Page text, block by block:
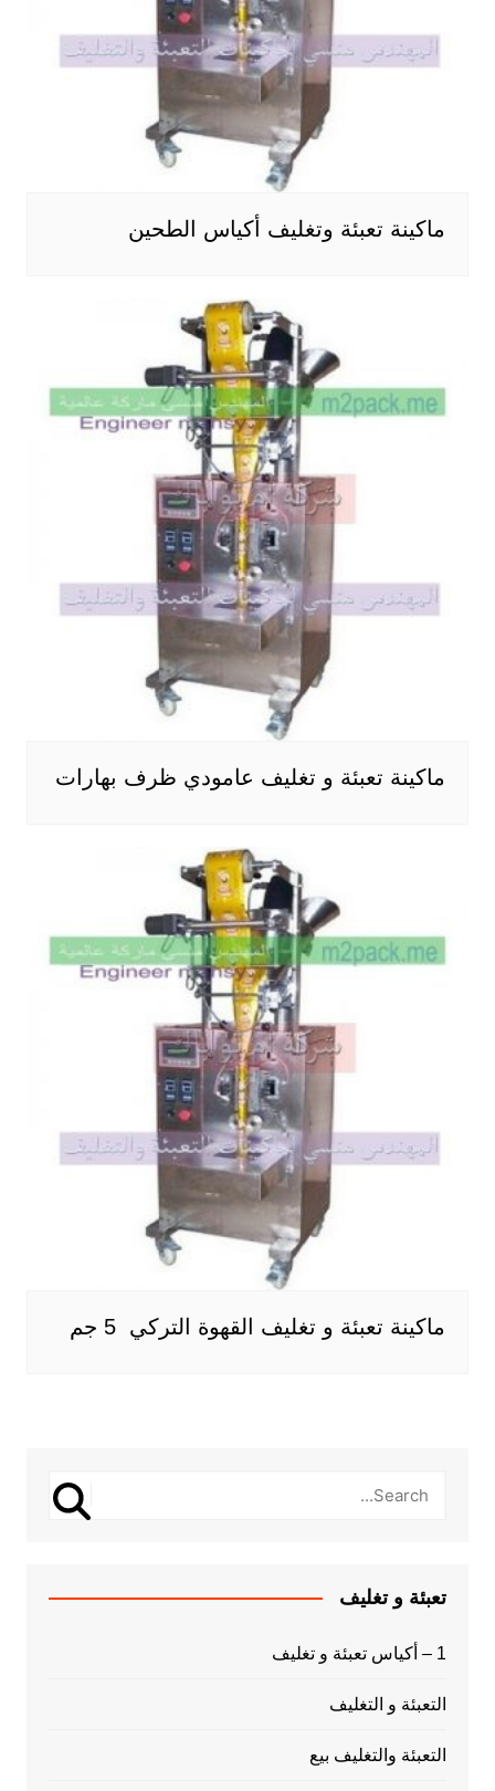
ماكينة تعبئة وتغليف أكياس الطحين
ماكينة تعبئة و تغليف عامودي ظرف بهارات
ماكينة تعبئة و تغليف القهوة التركي 5 جم
تعبئة و تغليف
1 – أكياس تعبئة و تغليف
التعبئة و التغليف
التعبئة والتغليف بيع